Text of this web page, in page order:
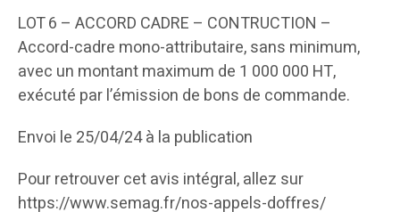
LOT 6 – ACCORD CADRE – CONTRUCTION –
Accord-cadre mono-attributaire, sans minimum,
avec un montant maximum de 1 000 000 HT,
exécuté par l’émission de bons de commande.
Envoi le 25/04/24 à la publication
Pour retrouver cet avis intégral, allez sur
https://www.semag.fr/nos-appels-doffres/